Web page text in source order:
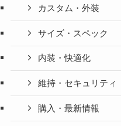
カスタム・外装
サイズ・スペック
内装・快適化
維持・セキュリティ
購入・最新情報